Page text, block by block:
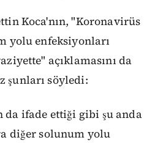
Koca'nın, "Koronavirüs
yolu enfeksiyonları
açıklamasını da
şunları söyledi:
da ifade ettiği gibi şu anda
diğer solunum yolu